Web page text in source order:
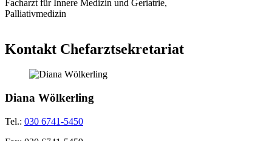
Facharzt für Innere Medizin und Geriatrie,
Palliativmedizin
Kontakt Chefarztsekretariat
Diana Wölkerling
Tel.: 030 6741-5450